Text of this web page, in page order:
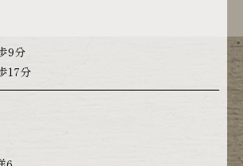
9分
17分